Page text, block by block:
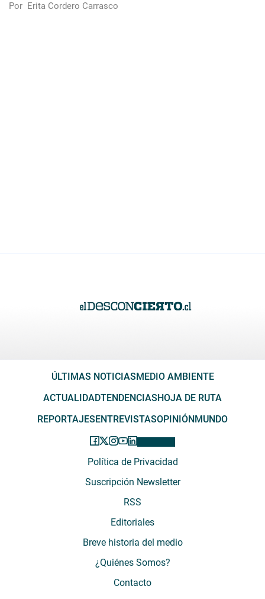
Por Erita Cordero Carrasco
ÚLTIMAS NOTICIASMEDIO AMBIENTE
ACTUALIDADTENDENCIASHOJA DE RUTA
REPORTAJESENTREVISTASOPINIÓNMUNDO
Política de Privacidad
Suscripción Newsletter
RSS
Editoriales
Breve historia del medio
¿Quiénes Somos?
Contacto